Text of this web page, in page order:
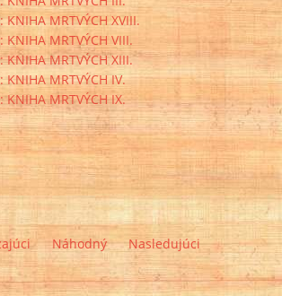
MRTVÝCH XVIII.
MRTVÝCH VIII.
MRTVÝCH XIII.
MRTVÝCH IV.
MRTVÝCH IX.
Náhodný Nasledujúci